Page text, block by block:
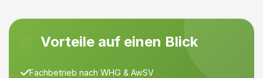
Vorteile auf einen Blick
Fachbetrieb nach WHG & AwSV